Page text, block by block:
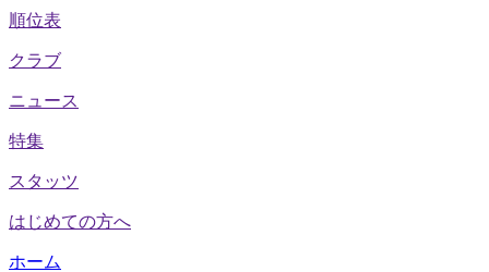
順位表
クラブ
ニュース
特集
スタッツ
はじめての方へ
ホーム